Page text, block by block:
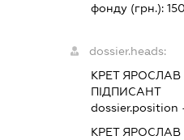
фонду (грн.):150
dossier.heads:
КРЕТ
ПІДПИСАНТ
dossier.position
КРЕТ